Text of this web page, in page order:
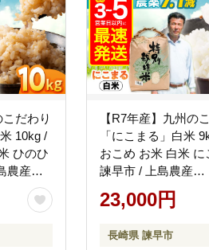
こだわり
10kg /
ひのひ
農産
【R7年産】九州の
「にこまる」白米
おこめ お米 白米 に
諫早市 / 上島農産
23,000円
長崎県 諫早市